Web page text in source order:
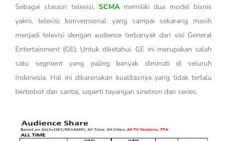
Kesimpulan dan Valuasi
Sebagai stasiun televisi, SCMAmemiliki dua model bisnis
yakni, televisi konvensional yang sampai sekarang masih
menjadi televisi dengan audience terbanyak dari sisi General
Entertainment (GE). Untuk diketahui. GE ini merupakan salah
satu segment yang paling banyak diminati di seluruh
Indonesia. Hal ini dikarenakan kualitasnya yang tidak terlalu
berbobot dan santai, seperti tayangan sinetron dan series.